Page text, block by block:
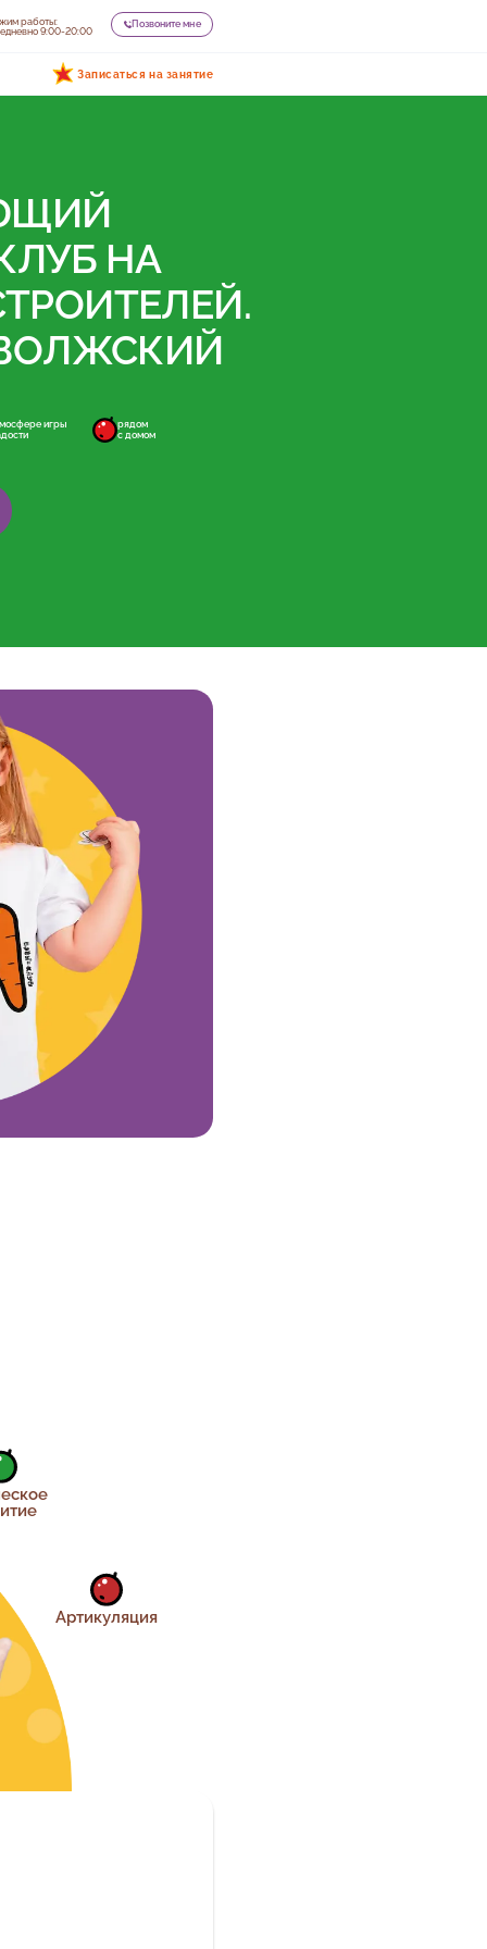
работы:
9:00-20:00
Позвоните мне
Записаться на занятие
НА
игры
рядом
с домом
Артикуляция